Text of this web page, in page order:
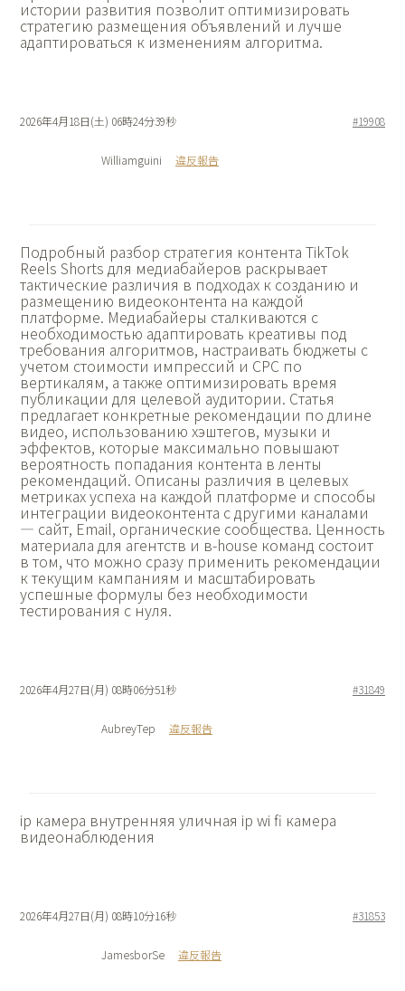
истории развития позволит оптимизировать
стратегию размещения объявлений и лучше
адаптироваться к изменениям алгоритма.
2026年4月18日(土) 06時24分39秒 #19908
Williamguini 違反報告
Подробный разбор стратегия контента TikTok
Reels Shorts для медиабайеров раскрывает
тактические различия в подходах к созданию и
размещению видеоконтента на каждой
платформе. Медиабайеры сталкиваются с
необходимостью адаптировать креативы под
требования алгоритмов, настраивать бюджеты с
учетом стоимости импрессий и CPC по
вертикалям, а также оптимизировать время
публикации для целевой аудитории. Статья
предлагает конкретные рекомендации по длине
видео, использованию хэштегов, музыки и
эффектов, которые максимально повышают
вероятность попадания контента в ленты
рекомендаций. Описаны различия в целевых
метриках успеха на каждой платформе и способы
интеграции видеоконтента с другими каналами
— сайт, Email, органические сообщества. Ценность
материала для агентств и в-house команд состоит
в том, что можно сразу применить рекомендации
к текущим кампаниям и масштабировать
успешные формулы без необходимости
тестирования с нуля.
2026年4月27日(月) 08時06分51秒 #31849
AubreyTep 違反報告
ip камера внутренняя уличная ip wi fi камера
видеонаблюдения
2026年4月27日(月) 08時10分16秒 #31853
JamesborSe 違反報告